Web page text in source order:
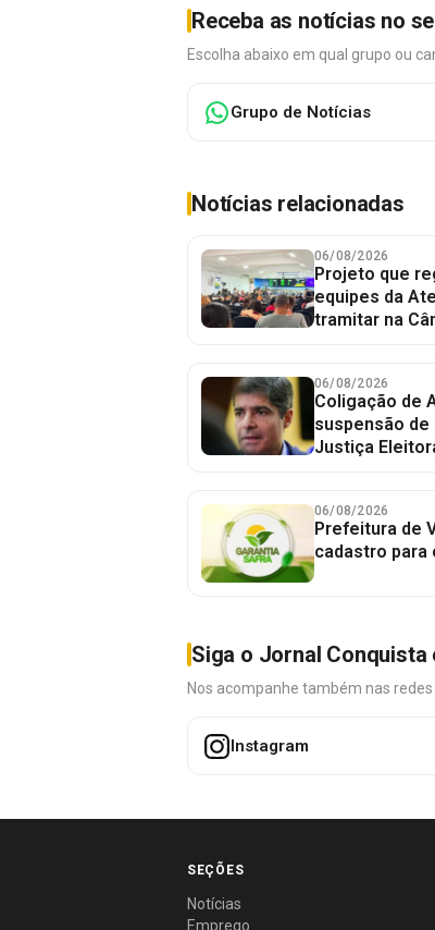
Receba as notícias no
Escolha abaixo em qual grupo ou
Grupo de Notícias
Notícias relacionadas
06/08/2026
Projeto que
equipes da
tramitar na
06/08/2026
Coligação de
suspensão
Justiça
06/08/2026
Prefeitura de
cadastro para
Siga o Jornal
Nos acompanhe também nas redes
Instagram
SEÇÕES
Notícias
Emprego